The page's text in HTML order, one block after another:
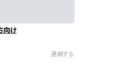
向け
通報する